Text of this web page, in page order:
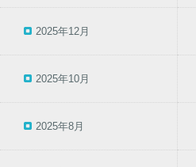
2025年12月
2025年10月
2025年8月